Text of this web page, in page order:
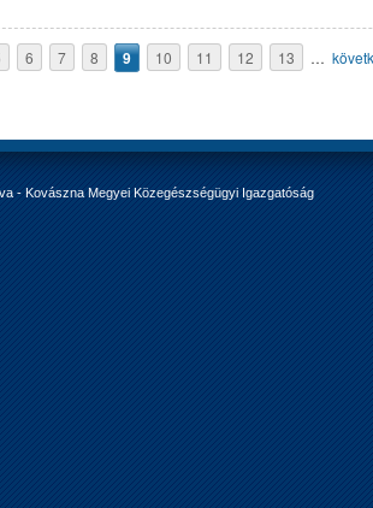
6 7 8 9 10 11 12 13 …
- Kovászna Megyei Közegészségügyi Igazgatóság